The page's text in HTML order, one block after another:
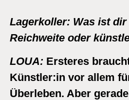
Lagerkoller: Was ist
Reichweite oder
LOUA: Ersteres
Künstler:in vor allem
Überleben. Aber